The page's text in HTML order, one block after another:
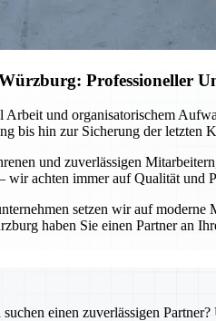
Professioneller
und organisatorischem
bis hin zur Sicherung der letzten
und zuverlässigen
wir achten immer auf Qualität und
setzen wir auf
haben Sie einen Partner an
einen zuverlässigen